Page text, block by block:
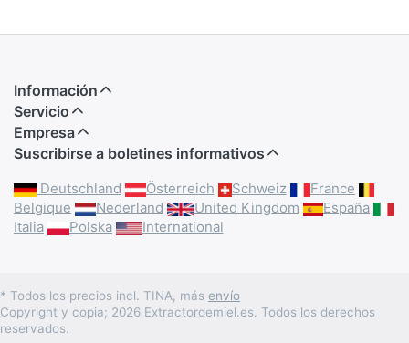
Información
Servicio
Empresa
Suscribirse a boletines informativos
Deutschland Österreich Schweiz
France
Belgique
Nederland United Kingdom
España
Italia
Polska International
* Todos los precios incl. TINA, más envío
Copyright y copia; 2026 Extractordemiel.es. Todos los derechos
reservados.